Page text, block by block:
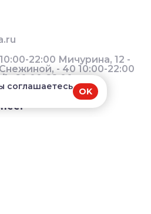
22:00 Мичурина, 12 -
- 40 10:00-22:00
- 10:00-22:00
соглашаетесь
OK